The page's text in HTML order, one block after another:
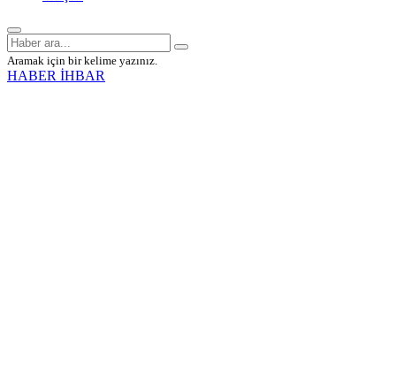
Aramak için bir kelime yazınız.
HABER İHBAR